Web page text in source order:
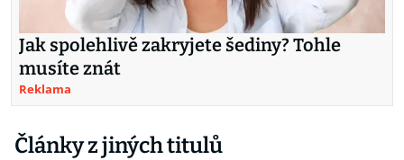
Jak spolehlivě zakryjete šediny? Tohle
musíte znát
Reklama
Články z jiných titulů